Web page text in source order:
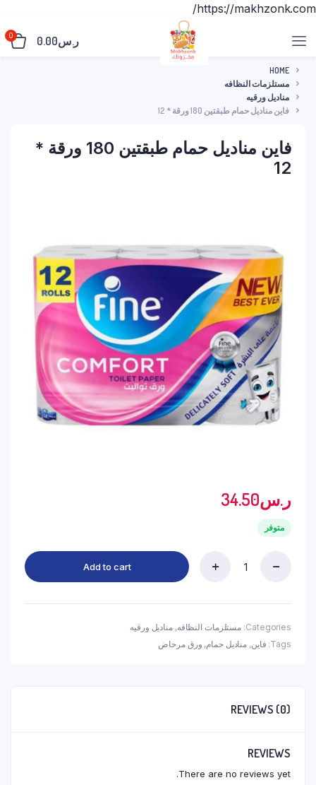
https://makhzonk.com/
ر.س0.00
0
HOME
مستلزمات النظافه
مناديل ورقيه
فاين مناديل حمام طبقتين 180 ورقة * 12
فاين مناديل حمام طبقتين 180 ورقة *
12
ر.س34.50
متوفر
180
ورقة
Add to cart
Categories: مستلزمات النظافه,مناديل ورقيه
Tags: فاين, مناديل حمام, ورق مرحاض
REVIEWS (0)
REVIEWS
There are no reviews yet.